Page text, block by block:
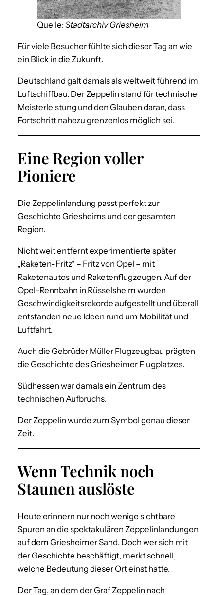
Quelle: Stadtarchiv Griesheim
Für viele Besucher fühlte sich dieser Tag an wie
ein Blick in die Zukunft.
Deutschland galt damals als weltweit führend im
Luftschiffbau. Der Zeppelin stand für technische
Meisterleistung und den Glauben daran, dass
Fortschritt nahezu grenzenlos möglich sei.
Eine Region voller
Pioniere
Die Zeppelinlandung passt perfekt zur
Geschichte Griesheims und der gesamten
Region.
Nicht weit entfernt experimentierte später
„Raketen-Fritz“ – Fritz von Opel – mit
Raketenautos und Raketenflugzeugen. Auf der
Opel-Rennbahn in Rüsselsheim wurden
Geschwindigkeitsrekorde aufgestellt und überall
entstanden neue Ideen rund um Mobilität und
Luftfahrt.
Auch die Gebrüder Müller Flugzeugbau prägten
die Geschichte des Griesheimer Flugplatzes.
Südhessen war damals ein Zentrum des
technischen Aufbruchs.
Der Zeppelin wurde zum Symbol genau dieser
Zeit.
Wenn Technik noch
Staunen auslöste
Heute erinnern nur noch wenige sichtbare
Spuren an die spektakulären Zeppelinlandungen
auf dem Griesheimer Sand. Doch wer sich mit
der Geschichte beschäftigt, merkt schnell,
welche Bedeutung dieser Ort einst hatte.
Der Tag, an dem der Graf Zeppelin nach